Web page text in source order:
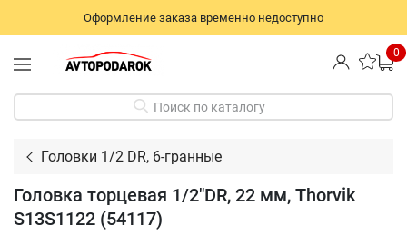
Оформление заказа временно недоступно
0
Поиск по каталогу
Головки 1/2 DR, 6-гранные
Головка торцевая 1/2"DR, 22 мм, Thorvik
S13S1122 (54117)